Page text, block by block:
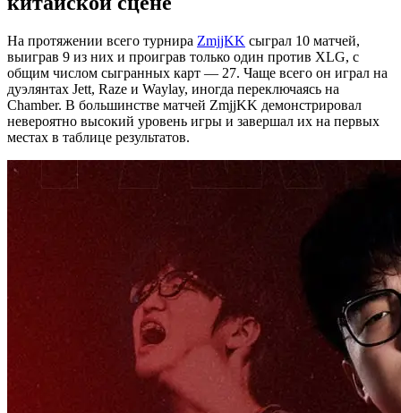
На протяжении всего турнира ZmjjKK сыграл 10 матчей,
выиграв 9 из них и проиграв только один против XLG, с
общим числом сыгранных карт — 27. Чаще всего он играл на
дуэлянтах Jett, Raze и Waylay, иногда переключаясь на
Chamber. В большинстве матчей ZmjjKK демонстрировал
невероятно высокий уровень игры и завершал их на первых
местах в таблице результатов.